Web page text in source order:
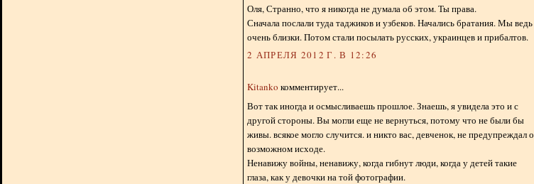
Оля, Странно, что я никогда не думала об этом. Ты права.
Сначала послали туда таджиков и узбеков. Начались братания. Мы ведь
очень близки. Потом стали посылать русских, украинцев и прибалтов.
2 АПРЕЛЯ 2012 Г. В 12:26
Kitanko комментирует...
Вот так иногда и осмысливаешь прошлое. Знаешь, я увидела это и с
другой стороны. Вы могли еще не вернуться, потому что не были бы
живы. всякое могло случится. и никто вас, девченок, не предупреждал о
возможном исходе.
Ненавижу войны, ненавижу, когда гибнут люди, когда у детей такие
глаза, как у девочки на той фотографии.